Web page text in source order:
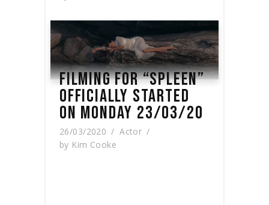
FILMING FOR “SPLEEN”
OFFICIALLY STARTED
ON MONDAY 23/03/20
26/03/2020
Actor
by Kim Cooke